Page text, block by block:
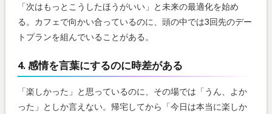
「次はもっとこうしたほうがいい」と未来の最適化を始め
る。カフェで向かい合っているのに、頭の中では3回先のデー
トプランを組んでいることがある。
4. 感情を言葉にするのに時差がある
「楽しかった」と思っているのに、その場では「うん、よか
った」としか言えない。帰宅してから「今日は本当に楽しか